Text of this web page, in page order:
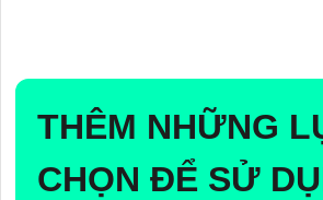
THÊM NHỮNG
CHỌN ĐỂ SỬ